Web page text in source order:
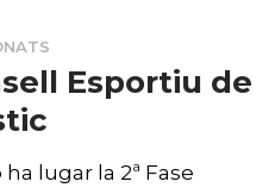
Esportiu de
lugar la 2ª Fase